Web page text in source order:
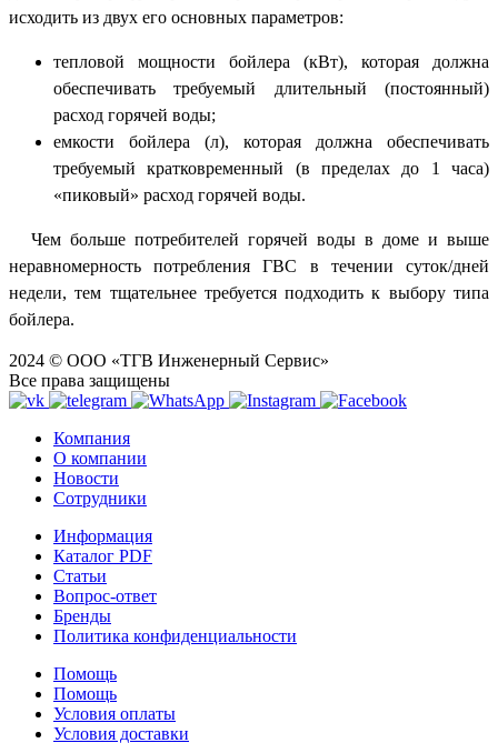
исходить из двух его основных параметров:
тепловой мощности бойлера (кВт), которая должна
обеспечивать требуемый длительный (постоянный)
расход горячей воды;
емкости бойлера (л), которая должна обеспечивать
требуемый кратковременный (в пределах до 1 часа)
«пиковый» расход горячей воды.
Чем больше потребителей горячей воды в доме и выше
неравномерность потребления ГВС в течении суток/дней
недели, тем тщательнее требуется подходить к выбору типа
бойлера.
2024 © ООО «ТГВ Инженерный Сервис»
Все права защищены
Компания
О компании
Новости
Сотрудники
Информация
Каталог PDF
Статьи
Вопрос-ответ
Бренды
Политика конфиденциальности
Помощь
Помощь
Условия оплаты
Условия доставки